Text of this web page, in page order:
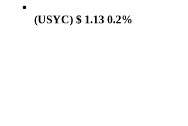
(USYC) $ 1.13 0.2%